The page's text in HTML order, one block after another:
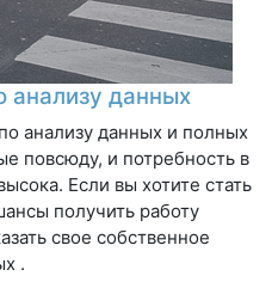
анализу данных
анализу данных и полных
повсюду, и потребность в
Если вы хотите стать
получить работу
свое собственное
.